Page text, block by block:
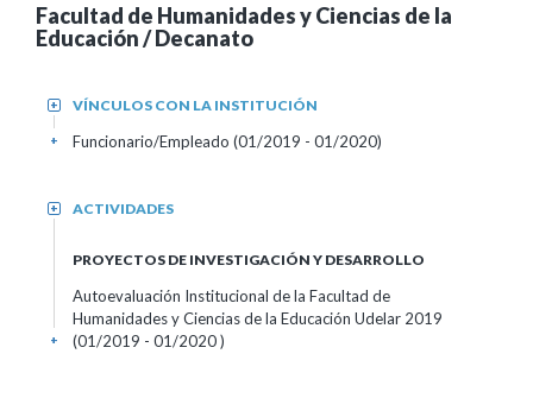
Facultad de Humanidades y Ciencias de la
Educación / Decanato
VÍNCULOS CON LA INSTITUCIÓN
+
Funcionario/Empleado (01/2019 - 01/2020)
+
ACTIVIDADES
+
PROYECTOS DE INVESTIGACIÓN Y DESARROLLO
Autoevaluación Institucional de la Facultad de
Humanidades y Ciencias de la Educación Udelar 2019
(01/2019 - 01/2020 )
+